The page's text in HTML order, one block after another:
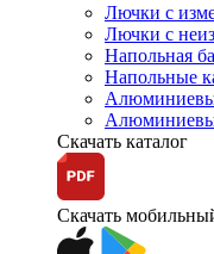
Лючки с
Лючки с
Напольная
Напольные
Скачать каталог
Скачать